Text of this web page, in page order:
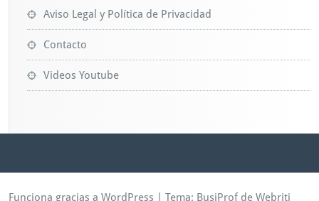
Aviso Legal y Política de Privacidad
Contacto
Videos Youtube
Funciona gracias a WordPress | Tema: BusiProf de Webriti